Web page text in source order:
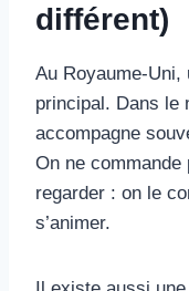
différent)
Au Royaume-Uni,
principal. Dans le
accompagne
On ne
regarder : on le
s’animer.